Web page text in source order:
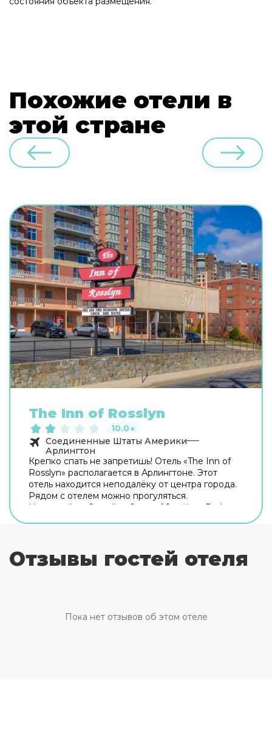
Похожие отели в
этой стране
The Inn of Rosslyn
10.0★
Соединенные Штаты Америки
Арлингтон
Крепко спать не запретишь! Отель «The Inn of
Rosslyn» располагается в Арлингтоне. Этот
отель находится неподалёку от центра города.
Рядом с отелем можно прогуляться.
Неподалёку: Canadian Cross of Sacrifice, Dark
прачечная и гладильные услуги. Сотрудники
отеля поддержат беседу на английском и
Отзывы гостей отеля
Пока нет отзывов об этом отеле